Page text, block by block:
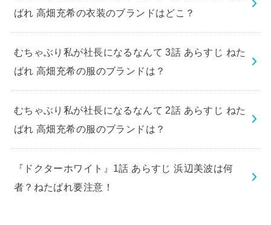
ばれ 高畑充希の衣装のブランドはどこ？
むちゃぶり私が社長になるなんて 3話 あらすじ ねた
ばれ 高畑充希の服のブランドは？
むちゃぶり私が社長になるなんて 2話 あらすじ ねた
ばれ 高畑充希の服のブランドは？
『ドクターホワイト』1話 あらすじ 浜辺美波は何
者？ねたばれ要注意！